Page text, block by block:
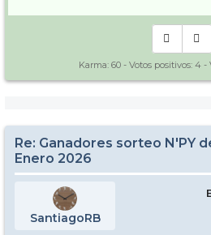
Karma: 60 - Votos positivos: 4 -
Re: Ganadores sorteo N'PY
Enero 2026
SantiagoRB